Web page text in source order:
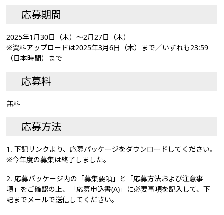
応募期間
2025年1月30日（木）～2月27日（木）
※資料アップロードは2025年3月6日（木）まで／いずれも23:59
（日本時間）まで
応募料
無料
応募方法
1. 下記リンクより、応募パッケージをダウンロードしてください。
※今年度の募集は終了しました。
2. 応募パッケージ内の「募集要項」と「応募方法および注意事
項」をご確認の上、「応募申込書(A)」に必要事項を記入して、下
記までメールで送信してください。